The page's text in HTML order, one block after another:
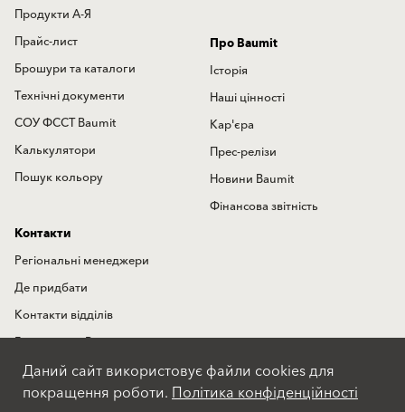
Продукти А-Я
Прайс-лист
Брошури та каталоги
Технічні документи
СОУ ФССТ Baumit
Калькулятори
Пошук кольору
Про Baumit
Історія
Наші цінності
Кар'єра
Прес-релізи
Новини Baumit
Фінансова звітність
Контакти
Регіональні менеджери
Де придбати
Контакти відділів
Гаряча лінія Baumit
Міжнародні представництва
Форма зворотного зв'язку
Даний сайт використовує файли cookies для
покращення роботи.Політика конфіденційності